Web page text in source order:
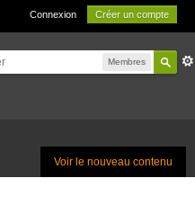
Connexion Créer un compte
Membres
Voir le nouveau contenu